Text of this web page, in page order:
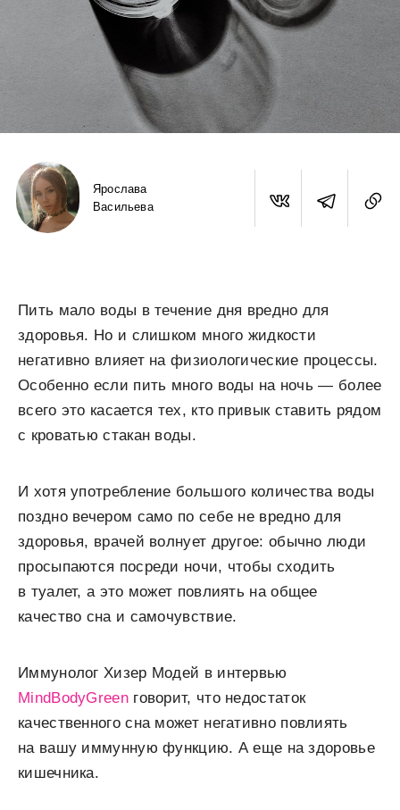
Ярослава
Васильева
Пить мало воды в течение дня вредно для
здоровья. Но и слишком много жидкости
негативно влияет на физиологические процессы.
Особенно если пить много воды на ночь — более
всего это касается тех, кто привык ставить рядом
с кроватью стакан воды.
И хотя употребление большого количества воды
поздно вечером само по себе не вредно для
здоровья, врачей волнует другое: обычно люди
просыпаются посреди ночи, чтобы сходить
в туалет, а это может повлиять на общее
качество сна и самочувствие.
Иммунолог Хизер Модей в интервью
MindBodyGreen говорит, что недостаток
качественного сна может негативно повлиять
на вашу иммунную функцию. А еще на здоровье
кишечника.